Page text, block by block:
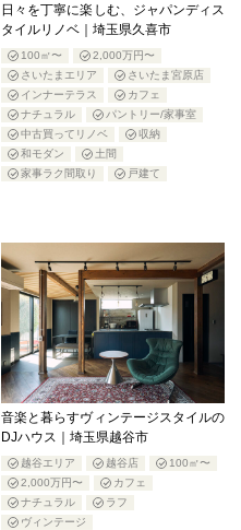
日々を丁寧に楽しむ、ジャパンディス
タイルリノベ｜埼玉県久喜市
100㎡〜
2,000万円〜
さいたまエリア
さいたま宮原店
インナーテラス
カフェ
ナチュラル
パントリー/家事室
中古買ってリノベ
収納
和モダン
土間
家事ラク間取り
戸建て
音楽と暮らすヴィンテージスタイルの
DJハウス｜埼玉県越谷市
越谷エリア 越谷店
100㎡〜
2,000万円〜
カフェ
ナチュラル
ラフ
ヴィンテージ